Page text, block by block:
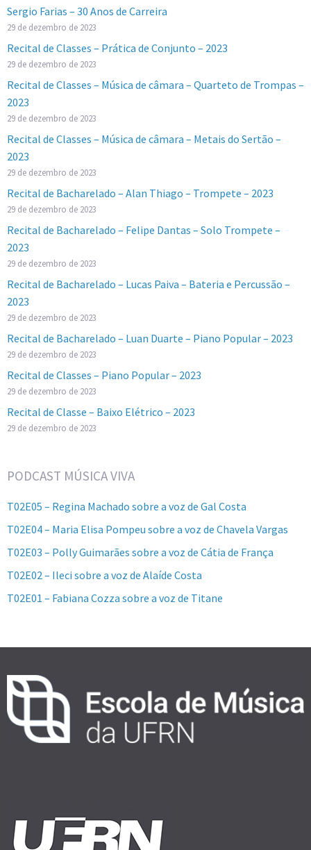
Sergio Farias – 30 Anos de Carreira
29 de dezembro de 2023
Recital de Classes – Prática de Conjunto – 2023
29 de dezembro de 2023
Recital de Classes – Música de câmara – Quarteto de Trompas –
2023
29 de dezembro de 2023
Recital de Classes – Música de câmara – Metais do Sertão –
2023
29 de dezembro de 2023
Recital de Bacharelado – Alan Thiago – Trompete – 2023
29 de dezembro de 2023
Recital de Bacharelado – Felipe Dantas – Solo Trompete –
2023
29 de dezembro de 2023
Recital de Bacharelado – Lucas Paiva – Bateria e Percussão –
2023
29 de dezembro de 2023
Recital de Bacharelado – Luan Duarte – Piano Popular – 2023
29 de dezembro de 2023
Recital de Classes – Piano Popular – 2023
29 de dezembro de 2023
Recital de Classe – Baixo Elétrico – 2023
29 de dezembro de 2023
PODCAST MÚSICA VIVA
T02E05 – Regina Machado sobre a voz de Gal Costa
T02E04 – Maria Elisa Pompeu sobre a voz de Chavela Vargas
T02E03 – Polly Guimarães sobre a voz de Cátia de França
T02E02 – Ileci sobre a voz de Alaíde Costa
T02E01 – Fabiana Cozza sobre a voz de Titane